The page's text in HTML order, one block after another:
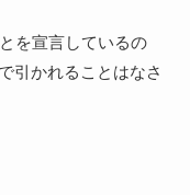
を宣言しているの
引かれることはなさ